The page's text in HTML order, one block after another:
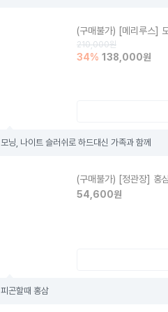
(구매불가) [메리루스]
210,000원
34% 138,000원
모닝, 나이트 슬러쉬로 하드대신 가족과 함께
(구매불가) [정관장] 홍
54,600원
피곤할때 홍삼